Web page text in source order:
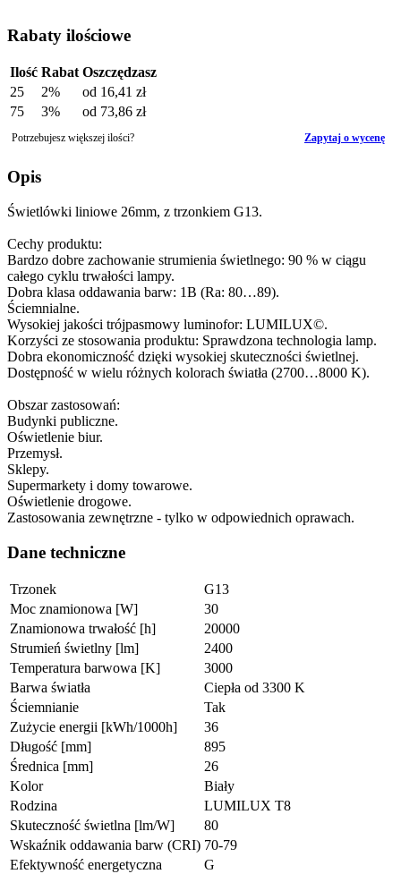
Rabaty ilościowe
Ilość Rabat Oszczędzasz
25
2% od 16,41 zł
75
3% od 73,86 zł
Potrzebujesz większej ilości? Zapytaj o wycenę
Opis
Świetlówki liniowe 26mm, z trzonkiem G13.
Cechy produktu:
Bardzo dobre zachowanie strumienia świetlnego: 90 % w ciągu
całego cyklu trwałości lampy.
Dobra klasa oddawania barw: 1B (Ra: 80…89).
Ściemnialne.
Wysokiej jakości trójpasmowy luminofor: LUMILUX©.
Korzyści ze stosowania produktu: Sprawdzona technologia lamp.
Dobra ekonomiczność dzięki wysokiej skuteczności świetlnej.
Dostępność w wielu różnych kolorach światła (2700…8000 K).
Obszar zastosowań:
Budynki publiczne.
Oświetlenie biur.
Przemysł.
Sklepy.
Supermarkety i domy towarowe.
Oświetlenie drogowe.
Zastosowania zewnętrzne - tylko w odpowiednich oprawach.
Dane techniczne
Trzonek
G13
Moc znamionowa [W]
30
Znamionowa trwałość [h]
20000
Strumień świetlny [lm]
2400
Temperatura barwowa [K]
3000
Barwa światła
Ciepła od 3300 K
Ściemnianie
Tak
Zużycie energii [kWh/1000h]
36
Długość [mm]
895
Średnica [mm]
26
Kolor
Biały
Rodzina
LUMILUX T8
Skuteczność świetlna [lm/W]
80
Wskaźnik oddawania barw (CRI) 70-79
Efektywność energetyczna
G